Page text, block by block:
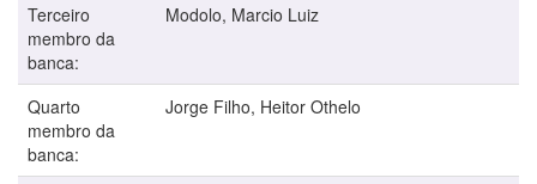
Terceiro
membro da
banca:
Modolo, Marcio Luiz
Quarto
membro da
banca:
Jorge Filho, Heitor Othelo